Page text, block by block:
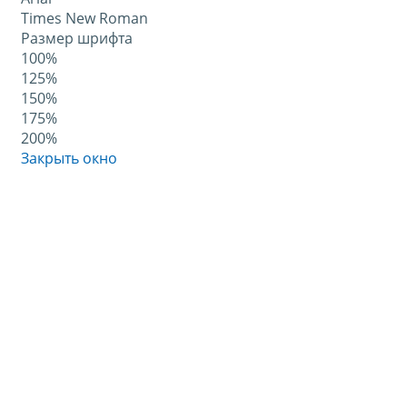
Times New Roman
Размер шрифта
100%
125%
150%
175%
200%
Закрыть окно